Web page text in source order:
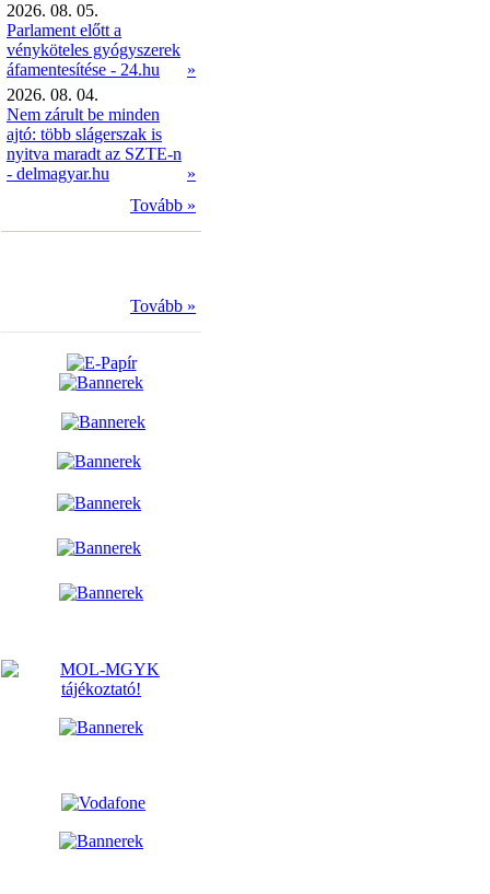
2026. 08. 05.
Parlament előtt a
vényköteles gyógyszerek
áfamentesítése - 24.hu
»
2026. 08. 04.
Nem zárult be minden
ajtó: több slágerszak is
nyitva maradt az SZTE-n
- delmagyar.hu
»
Tovább »
Tovább »